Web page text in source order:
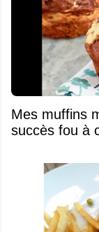
Mes muffins
succès fou à